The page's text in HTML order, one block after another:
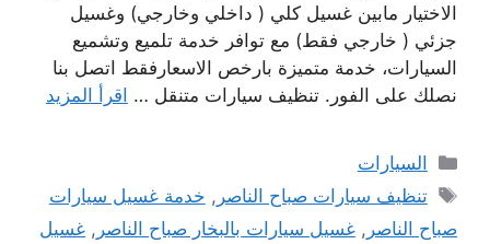
الاختيار مابين غسيل كلي ( داخلي وخارجي) وغسيل
جزئي ( خارجي فقط) مع توافر خدمة تلميع وتشميع
السيارات، خدمة متميزة بارخص الاسعارفقط اتصل بنا
نصلك على الفور. تنظيف سيارات متنقل … اقرأ المزيد
التصنيفات
السيارات
الوسوم
تنظيف سيارات صباح الناصر , خدمة غسيل سيارات
صباح الناصر , غسيل سيارات بالبخار صباح الناصر , غسيل